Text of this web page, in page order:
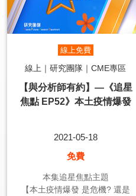
線上免費
線上｜研究團隊｜CME專區
【與分析師有約】—《追星
焦點 EP52》本土疫情爆發
2021-05-18
免費
本集追星焦點主題
【本土疫情爆發 是危機? 還是